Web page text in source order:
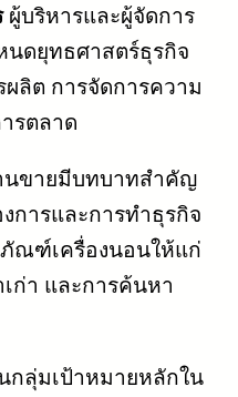
ผู้บริหารและผู้จัดการ
นดยุทธศาสตร์ธุรกิจ
ผลิต การจัดการความ
รตลาด
นขายมีบทบาทสำคัญ
การและการทำธุรกิจ
ณฑ์เครื่องนอนให้แก่
ก่า และการค้นหา
กลุ่มเป้าหมายหลักใน